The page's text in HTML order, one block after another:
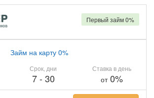
Займ на карту 0%
Срок, дни
7- 30
Ставка в день
от0%
Первый займ 0%